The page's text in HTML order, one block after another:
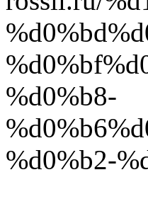
%d0%b8-
%d0%b2-